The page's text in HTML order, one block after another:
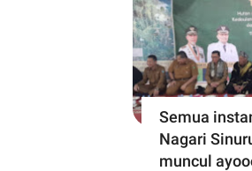
Semua
Nagari
muncul